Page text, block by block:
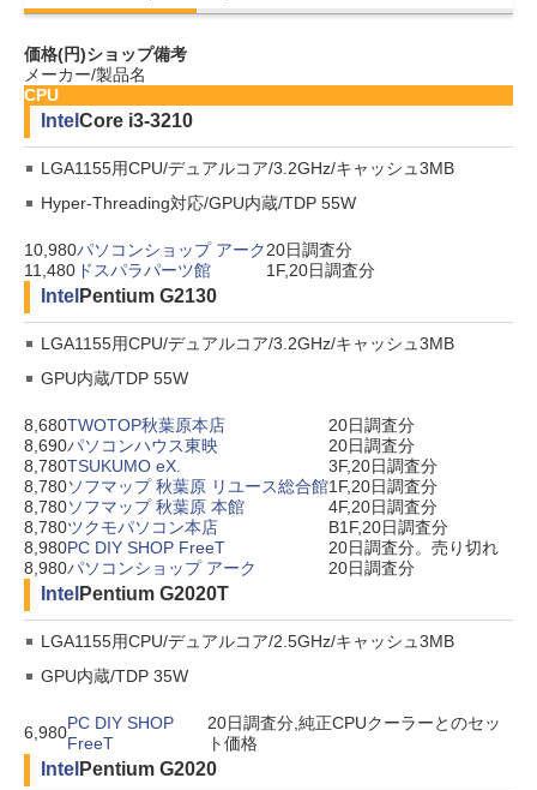
価格(円)ショップ備考
メーカー/製品名
CPU
Intel Core i3-3210
LGA1155用CPU/デュアルコア/3.2GHz/キャッシュ3MB
Hyper-Threading対応/GPU内蔵/TDP 55W
10,980パソコンショップ アーク20日調査分
11,480 ドスパラパーツ館 1F,20日調査分
Intel Pentium G2130
LGA1155用CPU/デュアルコア/3.2GHz/キャッシュ3MB
GPU内蔵/TDP 55W
8,680TWOTOP秋葉原本店
20日調査分
8,690パソコンハウス東映
20日調査分
8,780TSUKUMO eX.
3F,20日調査分
8,780ソフマップ 秋葉原 リユース総合館1F,20日調査分
8,780ソフマップ 秋葉原 本館
4F,20日調査分
8,780ツクモパソコン本店
B1F,20日調査分
8,980PC DIY SHOP FreeT
20日調査分。売り切れ
8,980パソコンショップ アーク 20日調査分
Intel Pentium G2020T
LGA1155用CPU/デュアルコア/2.5GHz/キャッシュ3MB
GPU内蔵/TDP 35W
6,980PC DIY SHOP
FreeT
20日調査分,純正CPUクーラーとのセッ
ト価格
Intel Pentium G2020